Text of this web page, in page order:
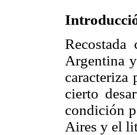
Argentina
caracteriza
cierto
condición
Aires y el